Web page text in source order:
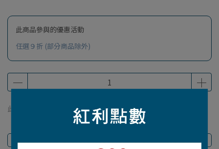
此商品參與的優惠活動
任選９折 (部分商品除外)
此商品 「 最高 」可以折抵紅利236點 (約等於